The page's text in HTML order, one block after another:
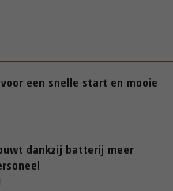
een snelle start en mooie
dankzij batterij meer